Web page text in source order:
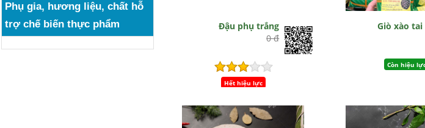
Phụ gia, hương liệu, chất hỗ
trợ chế biến thực phẩm
Đậu phụ trắng
0 đ
Hết hiệu lực
Giò xào
Còn hiệu